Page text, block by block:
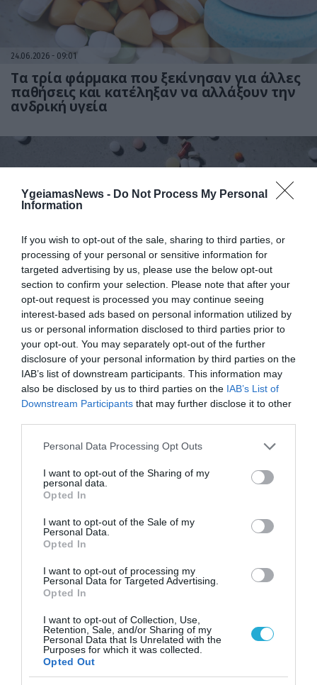
YgeiamasNews - Do Not Process My Personal
Information
If you wish to opt-out of the sale, sharing to third parties, or
processing of your personal or sensitive information for
targeted advertising by us, please use the below opt-out
section to confirm your selection. Please note that after your
opt-out request is processed you may continue seeing
interest-based ads based on personal information utilized by
us or personal information disclosed to third parties prior to
your opt-out. You may separately opt-out of the further
disclosure of your personal information by third parties on the
IAB’s list of downstream participants. This information may
also be disclosed by us to third parties on the IAB’s List of
Downstream Participants that may further disclose it to other
Please note that this website/app uses one or more Google
not limited to your visit or usage behaviour. You may click to
grant or deny consent to Google and its third-party tags to
use your data for below specified purposes in below Google
consent section.
Personal Data Processing Opt Outs
I want to opt-out of the Sharing of my
personal data.
Opted In
I want to opt-out of the Sale of my
Personal Data.
Opted In
I want to opt-out of processing my
Personal Data for Targeted Advertising.
Opted In
I want to opt-out of Collection, Use,
Retention, Sale, and/or Sharing of my
Personal Data that Is Unrelated with the
Purposes for which it was collected.
Opted Out
24.06.2026 09:01
Τα τρία φάρμακα που ξεκίνησαν για άλλες
παθήσεις και κατέληξαν να αλλάξουν την
ανδρική υγεία
18.06.2026 12:01
ΕΟΦ: Ανακαλεί παρτίδα φαρμάκου για τη
λευχαιμία λόγω απόκλισης στους
ποιοτικούς ελέγχους
17.06.2026 12:01
104 νέα φάρμακα έλαβαν έγκριση από τον
EMA το 2025 – Ποιες ασθένειες αφορούν